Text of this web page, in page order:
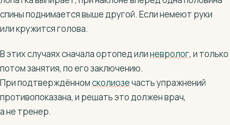
спины поднимается выше другой. Если немеют руки
или кружится голова.
В этих случаях сначала ортопед илиневролог, и только
потом занятия, по его заключению.
При подтверждённомсколиозечасть упражнений
противопоказана, и решать это должен врач,
а не тренер.